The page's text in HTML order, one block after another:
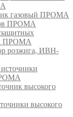
газовый ПРОМА
ПРОМА
ПРОМА
розжига, ИВН-
высокого
высокого